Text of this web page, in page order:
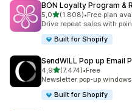
BON Loyalty Program &
5,0de 5 estrelas
(1.808)
1808 total de avaliações
•Free plan
Drive repeat sales with
Built for Shopify
SendWILL Pop up Email
4,9de 5 estrelas
(7.474)
7474 total de avaliações
•Free
Newsletter pop-up
Built for Shopify